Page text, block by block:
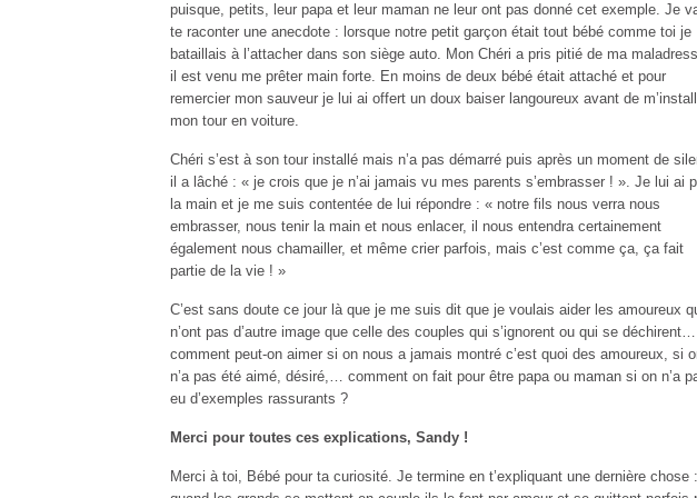
puisque, petits, leur papa et leur maman ne leur ont pas donné cet exemple. Je
te raconter une anecdote : lorsque notre petit garçon était tout bébé comme toi je
bataillais à l’attacher dans son siège auto. Mon Chéri a pris pitié de ma
il est venu me prêter main forte. En moins de deux bébé était attaché et pour
remercier mon sauveur je lui ai offert un doux baiser langoureux avant de
mon tour en voiture.
Chéri s’est à son tour installé mais n’a pas démarré puis après un moment de
il a lâché : « je crois que je n’ai jamais vu mes parents s’embrasser ! ». Je lui ai
la main et je me suis contentée de lui répondre : « notre fils nous verra nous
embrasser, nous tenir la main et nous enlacer, il nous entendra certainement
également nous chamailler, et même crier parfois, mais c’est comme ça, ça fait
partie de la vie ! »
C’est sans doute ce jour là que je me suis dit que je voulais aider les amoureux
n’ont pas d’autre image que celle des couples qui s’ignorent ou qui se déchirent…
comment peut-on aimer si on nous a jamais montré c’est quoi des amoureux, si
n’a pas été aimé, désiré,… comment on fait pour être papa ou maman si on n’a
eu d’exemples rassurants ?
Merci pour toutes ces explications, Sandy !
Merci à toi, Bébé pour ta curiosité. Je termine en t’expliquant une dernière chose :